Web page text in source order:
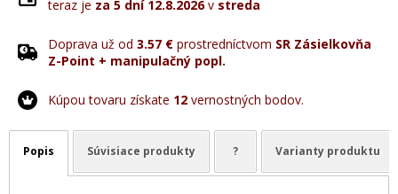
teraz je za 5 dní 12.8.2026v streda
Doprava už od 3.57 € prostredníctvom SR Zásielkovňa
Z-Point + manipulačný popl.
Kúpou tovaru získate 12 vernostných bodov.
Popis Súvisiace produkty ? Varianty produktu